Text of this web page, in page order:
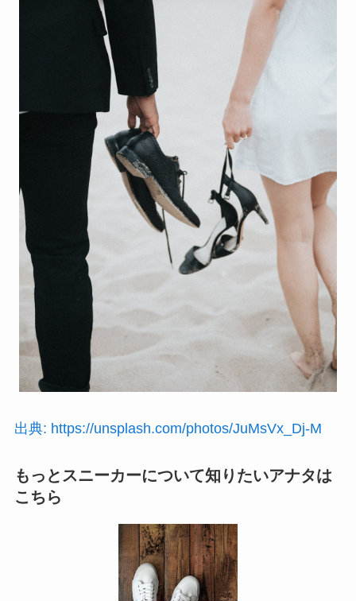
出典: https://unsplash.com/photos/JuMsVx_Dj-M
もっとスニーカーについて知りたいアナタは
こちら